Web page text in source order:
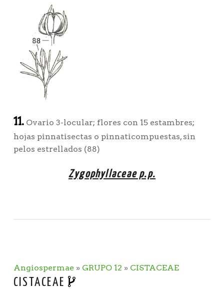
11.Ovario 3-locular; flores con 15 estambres;
hojas pinnatisectas o pinnaticompuestas, sin
pelos estrellados (88)
Zygophyllaceae p.p.
Angiospermae» GRUPO 12 » CISTACEAE
CISTACEAE